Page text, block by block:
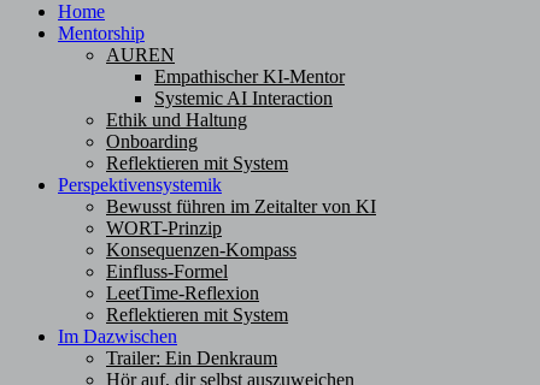
Home
Mentorship
AUREN
Empathischer KI-Mentor
Systemic AI Interaction
Ethik und Haltung
Onboarding
Reflektieren mit System
Perspektivensystemik
Bewusst führen im Zeitalter von KI
WORT-Prinzip
Konsequenzen-Kompass
Einfluss-Formel
LeetTime-Reflexion
Reflektieren mit System
Im Dazwischen
Trailer: Ein Denkraum
Hör auf, dir selbst auszuweichen